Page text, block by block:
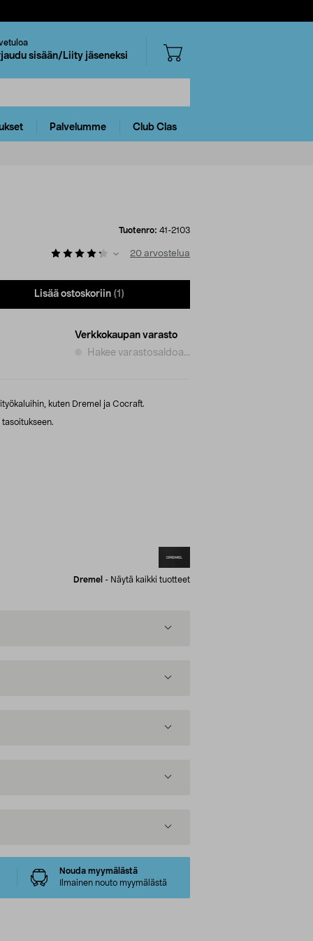
sisään/Liity jäseneksi
Palvelumme Club Clas
Tuotenro: 41-2103
20 arvostelua
Lisää ostoskoriin (1)
Verkkokaupan varasto
Hakee varastosaldoa...
kuten Dremel ja Cocraft.
tasoitukseen.
Dremel - Näytä kaikki tuotteet
Nouda myymälästä
Ilmainen nouto myymälästä